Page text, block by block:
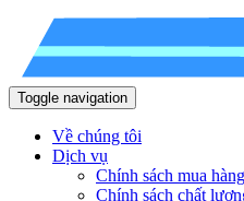
Toggle navigation
Về chúng tôi
Dịch vụ
Chính sách mua hàng
Chính sách chất